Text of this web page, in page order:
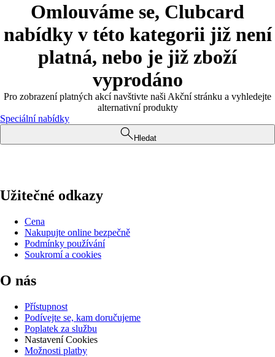
Omlouváme se, Clubcard
nabídky v této kategorii již není
platná, nebo je již zboží
vyprodáno
Pro zobrazení platných akcí navštivte naši Akční stránku a vyhledejte
alternativní produkty
Speciální nabídky
Hledat
Užitečné odkazy
Cena
Nakupujte online bezpečně
Podmínky používání
Soukromí a cookies
O nás
Přístupnost
Podívejte se, kam doručujeme
Poplatek za službu
Nastavení Cookies
Možnosti platby